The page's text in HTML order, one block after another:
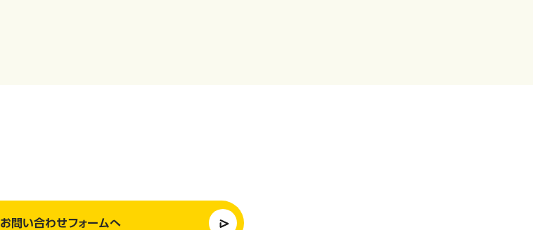
お問い合わせフォームへ